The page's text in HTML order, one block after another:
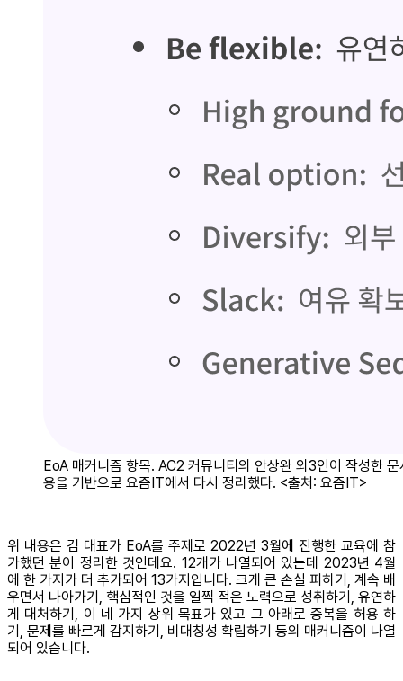
EoA 매커니즘 항목. AC2 커뮤니티의 안상완 외3인이 작성한 문
용을 기반으로 요즘IT에서 다시 정리했다. <출처: 요즘IT>
위 내용은 김 대표가 EoA를 주제로 2022년 3월에 진행한 교육에 참
가했던 분이 정리한 것인데요. 12개가 나열되어 있는데 2023년 4월
에 한 가지가 더 추가되어 13가지입니다. 크게 큰 손실 피하기, 계속 배
우면서 나아가기, 핵심적인 것을 일찍 적은 노력으로 성취하기, 유연하
게 대처하기, 이 네 가지 상위 목표가 있고 그 아래로 중복을 허용 하
기, 문제를 빠르게 감지하기, 비대칭성 확립하기 등의 매커니즘이 나열
되어 있습니다.